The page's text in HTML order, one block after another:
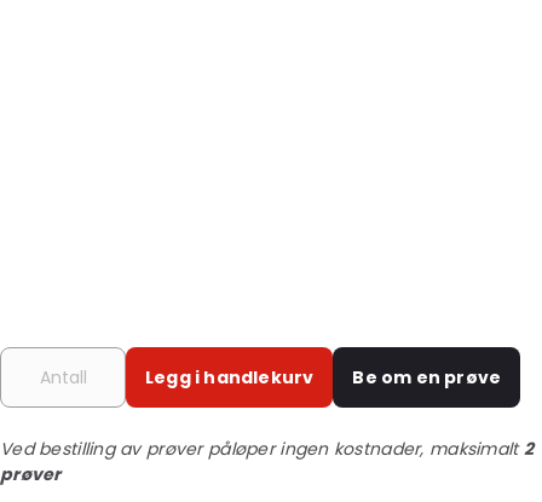
Legg i handlekurv Be om en prøve
Ved bestilling av prøver påløper ingen kostnader, maksimalt2
prøver